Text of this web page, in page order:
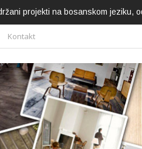
projekti na bosanskom jeziku,
Kontakt